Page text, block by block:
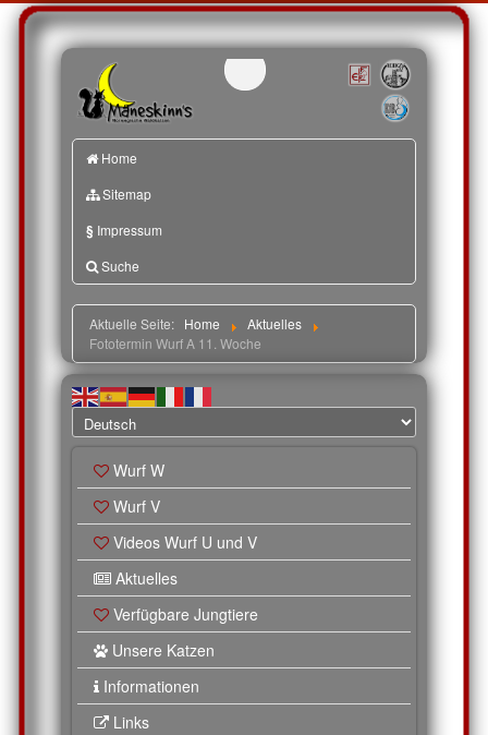
Home
Sitemap
§ Impressum
Suche
Aktuelle Seite: Home
Aktuelles
Fototermin Wurf A 11. Woche
Wurf W
Wurf V
Videos Wurf U und V
Aktuelles
Verfügbare Jungtiere
Unsere Katzen
Informationen
Links